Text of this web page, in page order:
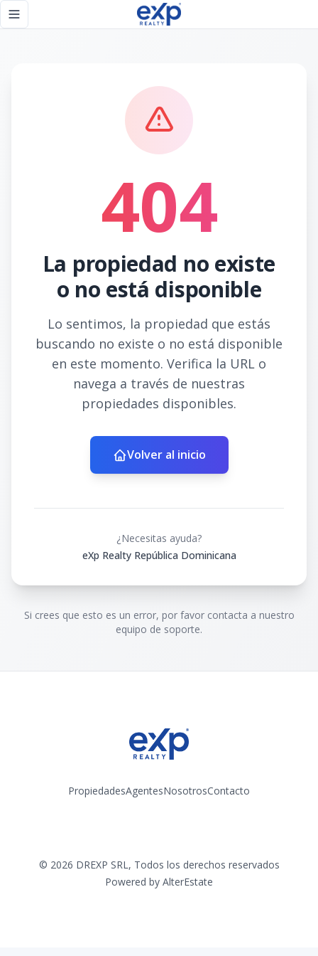
Toggle navigation menu
404
La propiedad no existe
o no está disponible
Lo sentimos, la propiedad que estás
buscando no existe o no está disponible
en este momento. Verifica la URL o
navega a través de nuestras
propiedades disponibles.
Volver al inicio
¿Necesitas ayuda?
eXp Realty República Dominicana
Si crees que esto es un error, por favor contacta a nuestro
equipo de soporte.
PropiedadesAgentesNosotrosContacto
© 2026 DREXP SRL, Todos los derechos reservados
Powered by AlterEstate
Página no encontrada - eXp Realty República Dominicana